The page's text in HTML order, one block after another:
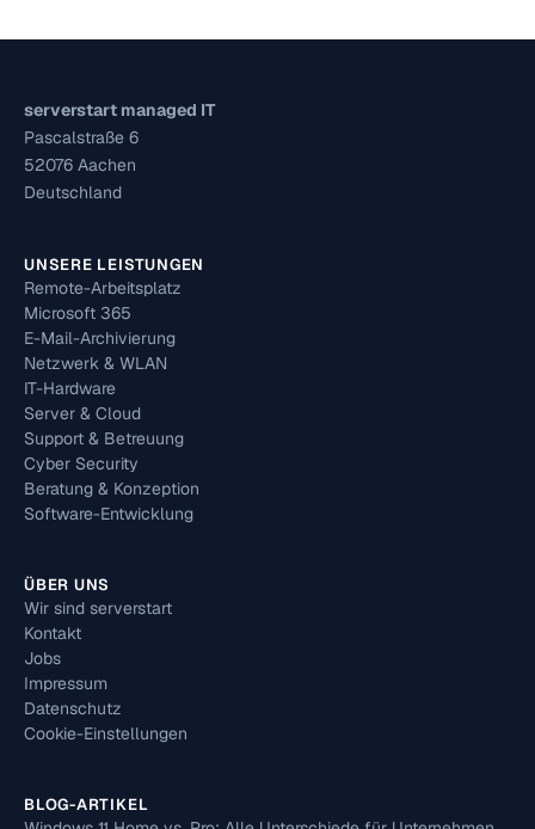
serverstart managed IT
Pascalstraße 6
52076 Aachen
Deutschland
UNSERE LEISTUNGEN
Remote-Arbeitsplatz
Microsoft 365
E-Mail-Archivierung
Netzwerk & WLAN
IT-Hardware
Server & Cloud
Support & Betreuung
Cyber Security
Beratung & Konzeption
Software-Entwicklung
ÜBER UNS
Wir sind serverstart
Kontakt
Jobs
Impressum
Datenschutz
Cookie-Einstellungen
BLOG-ARTIKEL